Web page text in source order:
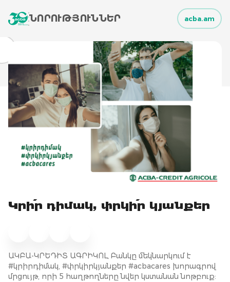
ՆՈՐՈՒԹՅՈՒՆՆԵՐ acba.am
Կրի՛ր դիմակ, փրկի՛ր կյանքեր
ԱԿԲԱ-ԿՐԵԴԻՏ ԱԳՐԻԿՈԼ Բանկը մեկնարկում է
#կրիրդիմակ, #փրկիրկյանքեր #acbacares խորագրով
մրցույթ, որի 5 հաղթողները նվեր կստանան նոթբուք: